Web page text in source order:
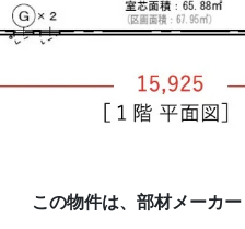
この物件は、部材メーカ